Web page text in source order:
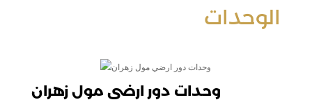
الوحدات
وحدات دور ارضي مول زهران